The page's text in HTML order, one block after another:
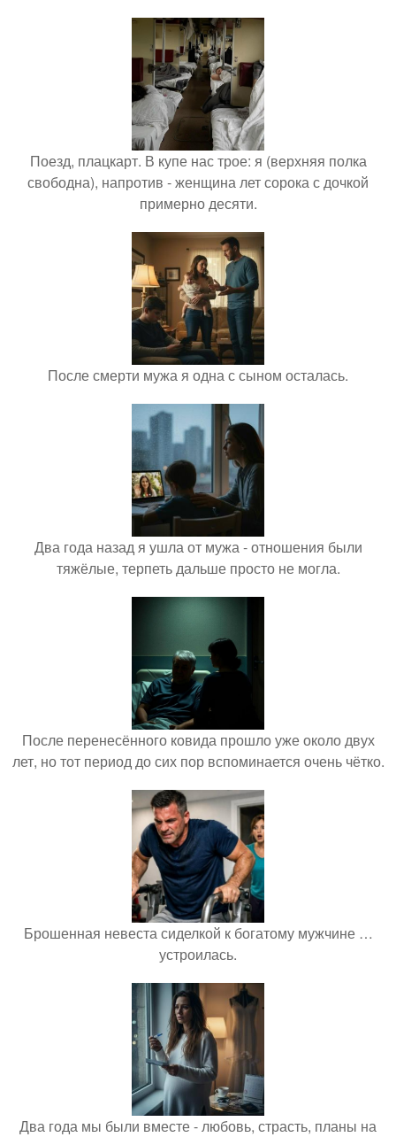
Поезд, плацкарт. В купе нас трое: я (верхняя полка
свободна), напротив - женщина лет сорока с дочкой
примерно десяти.
После смерти мужа я одна с сыном осталась.
Два года назад я ушла от мужа - отношения были
тяжёлые, терпеть дальше просто не могла.
После перенесённого ковида прошло уже около двух
лет, но тот период до сих пор вспоминается очень чётко.
Брошенная невеста сиделкой к богатому мужчине …
устроилась.
Два года мы были вместе - любовь, страсть, планы на